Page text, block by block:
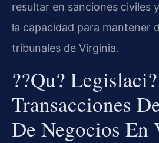
resultar en sanciones civiles
la capacidad para mantener
tribunales de Virginia.
??Qu?
Transacciones
De Negocios En